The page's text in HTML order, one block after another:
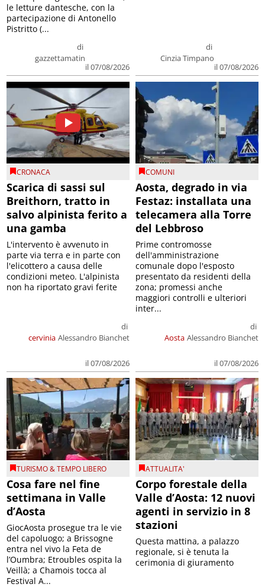
di
gazzettamatin
il 07/08/2026
le letture dantesche, con la
partecipazione di Antonello
Pistritto (...
di
Cinzia Timpano
il 07/08/2026
CRONACA
Scarica di sassi sul
Breithorn, tratto in
salvo alpinista ferito a
una gamba
cervinia
di
Alessandro Bianchet
il 07/08/2026
L'intervento è avvenuto in
parte via terra e in parte con
l'elicottero a causa delle
condizioni meteo. L'alpinista
non ha riportato gravi ferite
COMUNI
Aosta, degrado in via
Festaz: installata una
telecamera alla Torre
del Lebbroso
Aosta
di
Alessandro Bianchet
il 07/08/2026
Prime contromosse
dell'amministrazione
comunale dopo l'esposto
presentato da residenti della
zona; promessi anche
maggiori controlli e ulteriori
inter...
TURISMO & TEMPO LIBERO
Cosa fare nel fine
settimana in Valle
d’Aosta
GiocAosta prosegue tra le vie
del capoluogo; a Brissogne
entra nel vivo la Feta de
l’Oumbra; Etroubles ospita la
Veillà; a Chamois tocca al
Festival A...
ATTUALITA'
Corpo forestale della
Valle d’Aosta: 12 nuovi
agenti in servizio in 8
stazioni
Questa mattina, a palazzo
regionale, si è tenuta la
cerimonia di giuramento